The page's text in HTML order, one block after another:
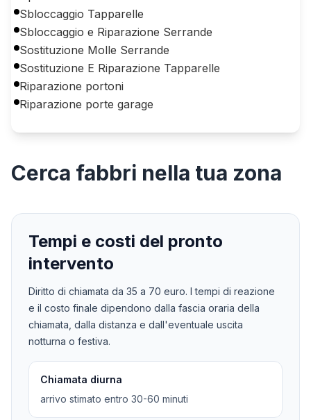
Sbloccaggio Tapparelle
Sbloccaggio e Riparazione Serrande
Sostituzione Molle Serrande
Sostituzione E Riparazione Tapparelle
Riparazione portoni
Riparazione porte garage
Cerca fabbri nella tua zona
Tempi e costi del pronto
intervento
Diritto di chiamata da 35 a 70 euro. I tempi di reazione
e il costo finale dipendono dalla fascia oraria della
chiamata, dalla distanza e dall'eventuale uscita
notturna o festiva.
Chiamata diurna
arrivo stimato entro 30-60 minuti